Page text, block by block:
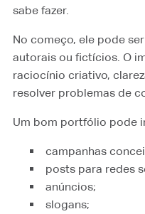
sabe fazer.
No começo, ele pode
autorais ou fictícios. O
raciocínio criativo,
resolver problemas de
Um bom portfólio pode
campanhas
posts para redes
anúncios;
slogans;